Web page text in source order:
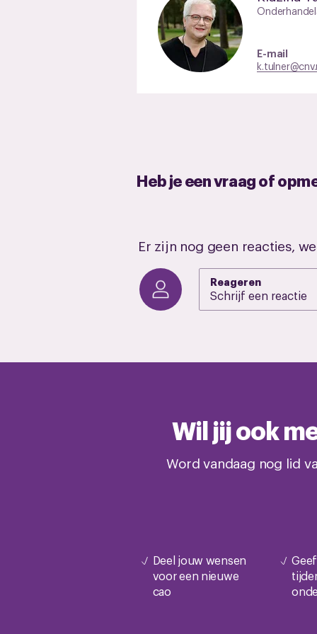
E-mail
Heb je een vraag of
Er zijn nog geen reacties,
Reageren
Wil jij ook
Word vandaag nog lid
Deel jouw wensen
voor een nieuwe
cao